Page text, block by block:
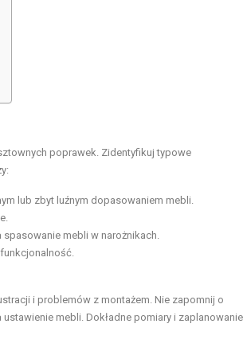
poprawek. Zidentyfikuj typowe
lub zbyt luźnym dopasowaniem mebli.
mebli w narożnikach.
i problemów z montażem. Nie zapomnij o
mebli. Dokładne pomiary i zaplanowanie